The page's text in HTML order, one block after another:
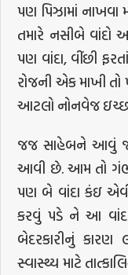
પણ પિઝામાં નાખવા
તમારે નસીબે વાંદો
પણ વાંદા, વીંછી
રોજની એક માખી
આટલો નોનવેજ
જજ સાહેબને આવું
આવી છે. આમ તો
પણ બે વાંદા કંઇ
કરવું પડે ને આ
બેદરકારીનું કારણ
સ્વાસ્થ્ય માટે